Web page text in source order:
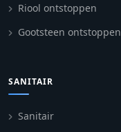
Riool ontstoppen
Gootsteen ontstoppen
SANITAIR
Sanitair